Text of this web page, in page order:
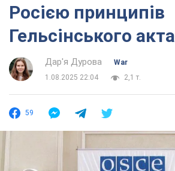
Росією принципів
Гельсінського акта
Дар'я Дурова
War
1.08.2025 22:04
2,1 т.
59